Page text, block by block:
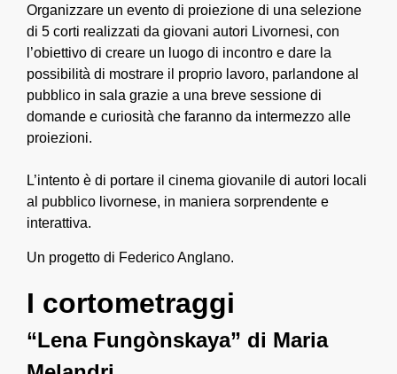
Organizzare un evento di proiezione di una selezione
di 5 corti realizzati da giovani autori Livornesi, con
l’obiettivo di creare un luogo di incontro e dare la
possibilità di mostrare il proprio lavoro, parlandone al
pubblico in sala grazie a una breve sessione di
domande e curiosità che faranno da intermezzo alle
proiezioni.
L’intento è di portare il cinema giovanile di autori locali
al pubblico livornese, in maniera sorprendente e
interattiva.
Un progetto di Federico Anglano.
I cortometraggi
“Lena Fungònskaya” di Maria